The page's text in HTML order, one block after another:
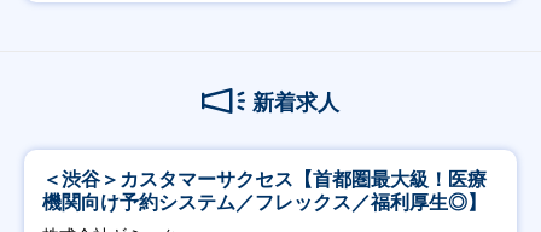
新着求人
＜渋谷＞カスタマーサクセス【首都圏最大級！医療
機関向け予約システム／フレックス／福利厚生◎】